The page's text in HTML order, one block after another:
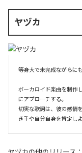
ヤヅカ
等身大で未完成ながらに
ボーカロイド楽曲を制作
にアプローチする。
切実な歌詞は、彼の感情
き手や自分自身を肯定し